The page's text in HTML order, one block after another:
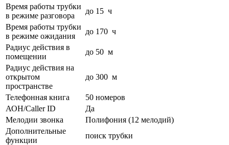
Время работы трубки
в режиме разговора
до 15 ч
Время работы трубки
в режиме ожидания
до 170 ч
Радиус действия в
помещении
до 50 м
Радиус действия на
открытом
пространстве
до 300 м
Телефонная книга
50 номеров
АОН/Caller ID
Да
Мелодии звонка
Полифония (12 мелодий)
Дополнительные
функции
поиск трубки